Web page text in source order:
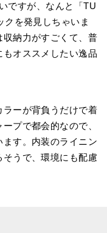
ですが、なんと「TU
クを発見しちゃいま
収納力がすごくて、普
オススメしたい逸品
ラーが背負うだけで着
プで都会的なので、
す。内装のライニン
うで、環境にも配慮